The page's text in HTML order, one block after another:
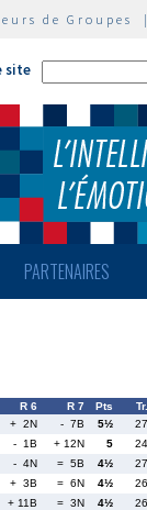
de Groupes
site
PARTENAIRES
R 6 R 7 Pts Tr.
+ 2N - 7B 5½ 27
- 1B + 12N 5 24
- 4N = 5B 4½ 27
+ 3B = 6N 4½ 26
+ 11B = 3N 4½ 26